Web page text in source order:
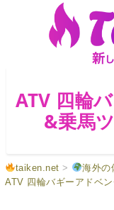
ATV 四輪
&乗馬
taiken.net > 海外の
ATV 四輪バギーアドベ